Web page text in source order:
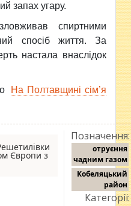
запах угару.
спиртними
спосіб життя. За
настала внаслідок
На Полтавщині сім’я
Європи з
Позначення:
отруєння
чадним газом
Кобеляцький
район
Категорії: